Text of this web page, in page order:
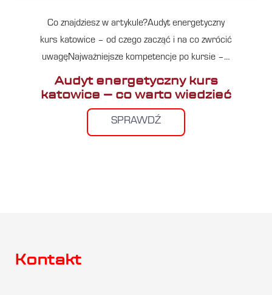
Co znajdziesz w artykule?Audyt energetyczny
kurs katowice – od czego zacząć i na co zwrócić
uwagęNajważniejsze kompetencje po kursie –…
Audyt energetyczny kurs
katowice – co warto wiedzieć
SPRAWDŹ
Kontakt